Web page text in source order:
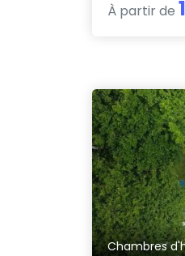
À partir de
Chambres